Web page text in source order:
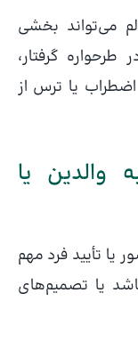
می‌تواند بخشی
گرفتار،
یا ترس از
والدین یا
تأیید فرد مهم
یا تصمیم‌های